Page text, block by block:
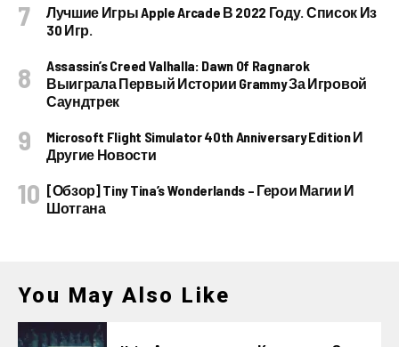
Лучшие Игры Apple Arcade В 2022 Году. Список Из
30 Игр.
Assassin’s Creed Valhalla: Dawn Of Ragnarok
Выиграла Первый Истории Grammy За Игровой
Саундтрек
Microsoft Flight Simulator 40th Anniversary Edition И
Другие Новости
[Обзор] Tiny Tina’s Wonderlands – Герои Магии И
Шотгана
You May Also Like